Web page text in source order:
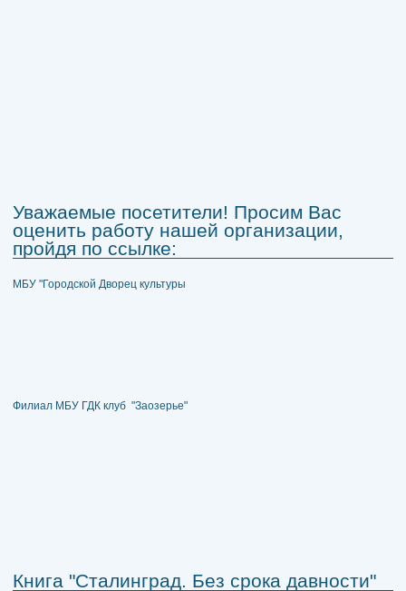
Уважаемые посетители! Просим Вас
оценить работу нашей организации,
пройдя по ссылке:
МБУ "Городской Дворец культуры
Филиал МБУ ГДК клуб "Заозерье"
Книга "Сталинград. Без срока давности"